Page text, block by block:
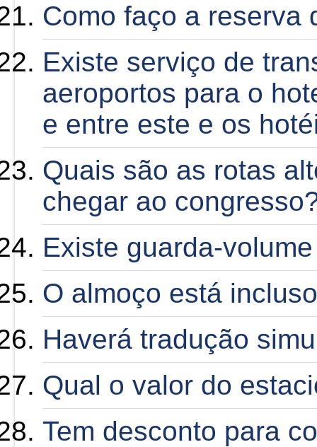
Como faço a reserva
Existe serviço de
aeroportos para o
e entre este e os
Quais são as rotas
chegar ao
Existe guarda-
O almoço está
Haverá tradução
Qual o valor do
Tem desconto para